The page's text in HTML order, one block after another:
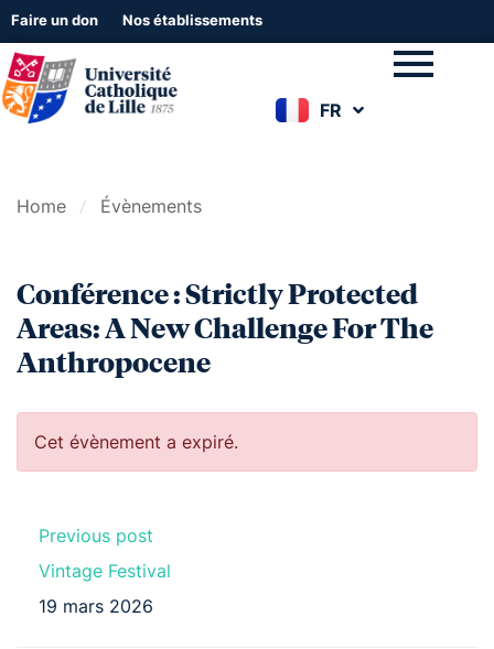
Faire un don Nos établissements
FR
EN
Home Évènements
Conférence : Strictly Protected
Areas: A New Challenge For The
Anthropocene
Cet évènement a expiré.
Previous post
Vintage Festival
19 mars 2026